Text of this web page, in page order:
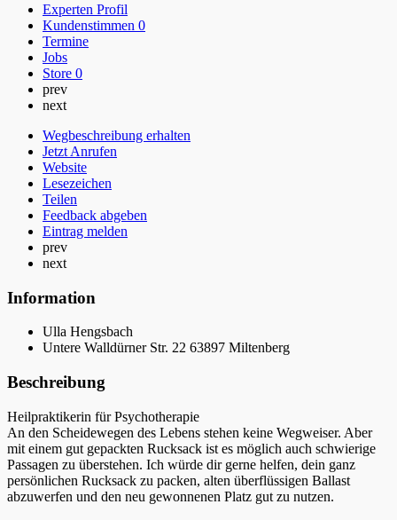
Experten Profil
Kundenstimmen 0
Termine
Jobs
Store 0
prev
next
Wegbeschreibung erhalten
Jetzt Anrufen
Website
Lesezeichen
Teilen
Feedback abgeben
Eintrag melden
prev
next
Information
Ulla Hengsbach
Untere Walldürner Str. 22 63897 Miltenberg
Beschreibung
Heilpraktikerin für Psychotherapie
An den Scheidewegen des Lebens stehen keine Wegweiser. Aber
mit einem gut gepackten Rucksack ist es möglich auch schwierige
Passagen zu überstehen. Ich würde dir gerne helfen, dein ganz
persönlichen Rucksack zu packen, alten überflüssigen Ballast
abzuwerfen und den neu gewonnenen Platz gut zu nutzen.